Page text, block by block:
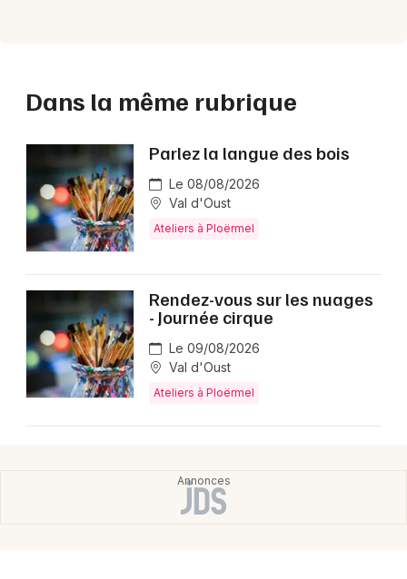
Dans la même rubrique
Parlez la langue des bois
Le 08/08/2026
Val d'Oust
Ateliers à Ploërmel
Rendez-vous sur les nuages
- Journée cirque
Le 09/08/2026
Val d'Oust
Ateliers à Ploërmel